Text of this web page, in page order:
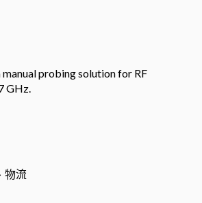
probing solution for RF
GHz.
物流